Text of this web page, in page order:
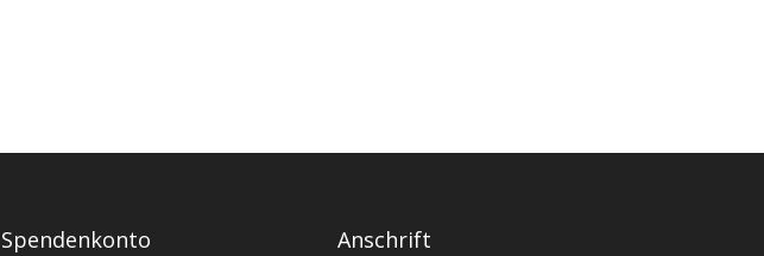
Spendenkonto Anschrift